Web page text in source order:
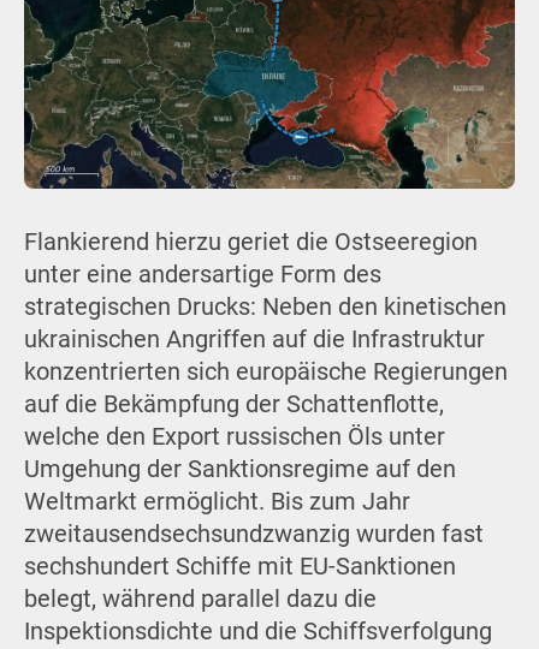
Flankierend hierzu geriet die Ostseeregion
unter eine andersartige Form des
strategischen Drucks: Neben den kinetischen
ukrainischen Angriffen auf die Infrastruktur
konzentrierten sich europäische Regierungen
auf die Bekämpfung der Schattenflotte,
welche den Export russischen Öls unter
Umgehung der Sanktionsregime auf den
Weltmarkt ermöglicht. Bis zum Jahr
zweitausendsechsundzwanzig wurden fast
sechshundert Schiffe mit EU-Sanktionen
belegt, während parallel dazu die
Inspektionsdichte und die Schiffsverfolgung